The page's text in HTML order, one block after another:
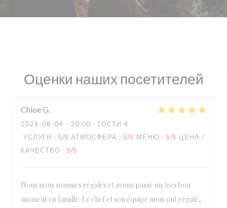
Оценки наших посетителей
ChloeG
2026-08-04 - 20:00 - ГОСТИ 4
УСЛУГИ : 5/5 АТМОСФЕРА : 5/5 МЕНЮ : 5/5 ЦЕНА /
КАЧЕСТВО : 5/5
Nous nous sommes régalés et avons passé un très bon
moment en famille. Le chef et son équipe nous ont régalé,